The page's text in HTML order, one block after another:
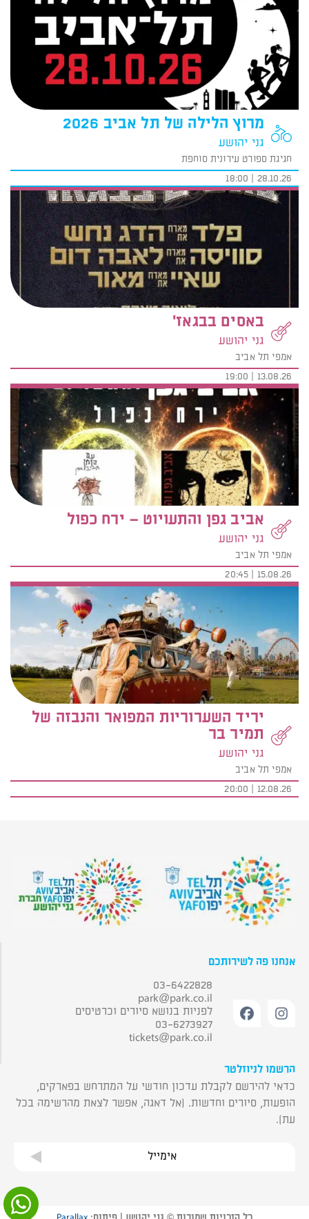
מרוץ הלילה של תל אביב 2026
גני יהושע
חגיגת ספורט עירונית סוחפת
28.10.26 | 18:00
באסים בבגאז'
גני יהושע
אמפי תל אביב
13.08.26 | 19:00
אביב גפן והתעויוט – ירח כפול
גני יהושע
אמפי תל אביב
15.08.26 | 20:45
יריד השערוריות המפואר והנבזה של
תמיר בר
גני יהושע
אמפי תל אביב
12.08.26 | 20:00
אנחנו פה לשירותכם
03-6422828
park@park.co.il
לפניות בנושא סיורים וכרטיסים
03-6273927
tickets@park.co.il
הרשמו לניוזלטר
כדאי להירשם לקבלת עדכון חודשי על המתרחש בפארקים,
הופעות, סיורים וחדשות. (אל דאגה, אפשר לצאת מהרשימה בכל
עת).
אימייל